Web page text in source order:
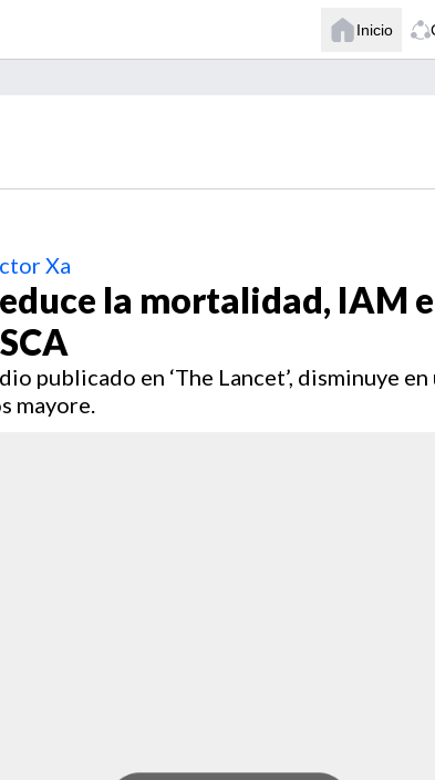
Inicio
Xa
la mortalidad, IAM
publicado en ‘The Lancet’, disminuye
mayore.